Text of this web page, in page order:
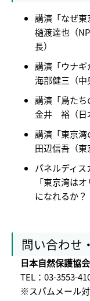
講演「なぜ東
樋渡達也（
長）
講演「ウナギ
海部健三（中
講演「鳥たち
金井 裕（日
講演「東京湾
田辺信吾（東
パネルディス
「東京湾は
になれるか？
問い合わせ
日本自然保護協
TEL：03-3553-
※スパムメール